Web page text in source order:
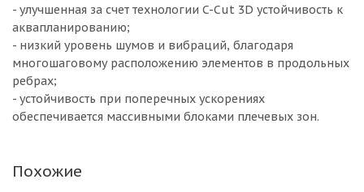
- улучшенная за счет технологии C-Cut 3D устойчивость к
аквапланированию;
- низкий уровень шумов и вибраций, благодаря
многошаговому расположению элементов в продольных
ребрах;
- устойчивость при поперечных ускорениях
обеспечивается массивными блоками плечевых зон.
Похожие